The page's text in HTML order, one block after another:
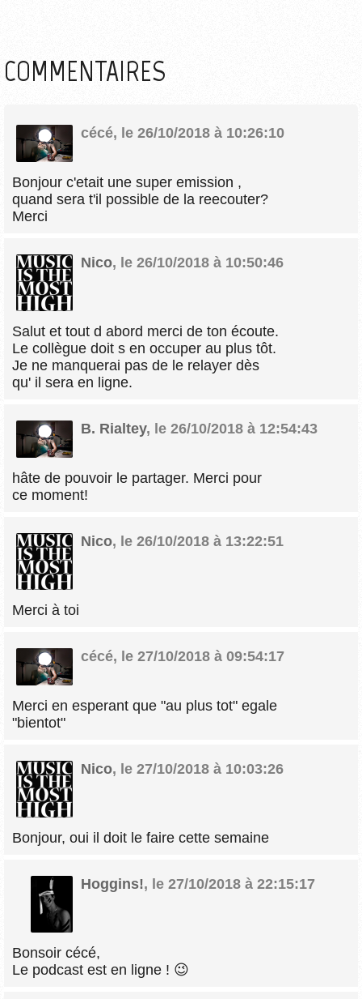
COMMENTAIRES
cécé, le 26/10/2018 à 10:26:10
Bonjour c'etait une super emission ,
quand sera t'il possible de la reecouter?
Merci
Nico, le 26/10/2018 à 10:50:46
Salut et tout d abord merci de ton écoute.
Le collègue doit s en occuper au plus tôt.
Je ne manquerai pas de le relayer dès
qu' il sera en ligne.
B. Rialtey, le 26/10/2018 à 12:54:43
hâte de pouvoir le partager. Merci pour
ce moment!
Nico, le 26/10/2018 à 13:22:51
Merci à toi
cécé, le 27/10/2018 à 09:54:17
Merci en esperant que "au plus tot" egale
"bientot"
Nico, le 27/10/2018 à 10:03:26
Bonjour, oui il doit le faire cette semaine
Hoggins!, le 27/10/2018 à 22:15:17
Bonsoir cécé,
Le podcast est en ligne ! 😉